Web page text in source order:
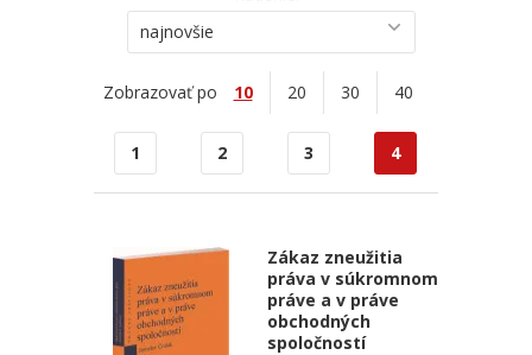
najnovšie
Zobrazovať po 10 20 30 40
1 2 3 4
Zákaz zneužitia
práva v súkromnom
práve a v práve
obchodných
spoločností